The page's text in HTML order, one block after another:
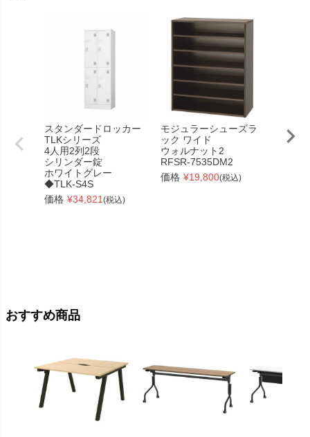
スタンダードロッカー
TLKシリーズ
4人用2列2段
シリンダー錠
ホワイトグレー
◆TLK-S4S
価格 ¥34,821 (税込)
モジュラーシューズラ
ック ワイド
ウォルナット2
RFSR-7535DM2
価格 ¥19,800(税込)
【個
品】
おすすめ商品